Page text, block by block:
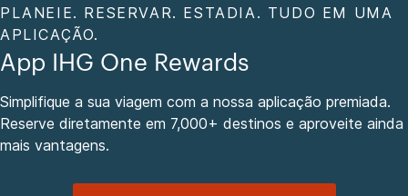
PLANEIE. RESERVAR. ESTADIA. TUDO EM UMA
APLICAÇÃO.
App IHG One Rewards
Simplifique a sua viagem com a nossa aplicação premiada.
Reserve diretamente em 7,000+ destinos e aproveite ainda
mais vantagens.